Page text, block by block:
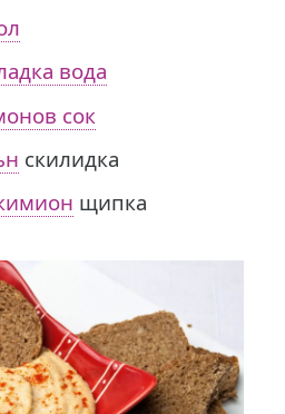
вода
сок
скилидка
щипка